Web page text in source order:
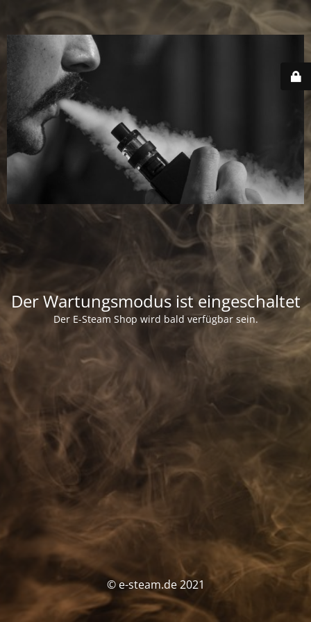
Der Wartungsmodus ist eingeschaltet
Der E-Steam Shop wird bald verfügbar sein.
© e-steam.de 2021